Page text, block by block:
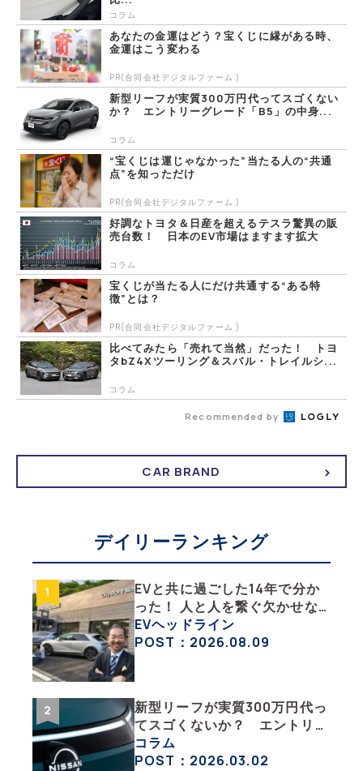
コラム
あなたの金運はどう？宝くじに縁がある時、
金運はこう変わる
PR(合同会社デジタルファーム )
新型リーフが実質300万円代ってスゴくない
か？ エントリーグレード「B5」の中身...
コラム
“宝くじは運じゃなかった”当たる人の“共通
点”を知っただけ
PR(合同会社デジタルファーム )
好調なトヨタ＆日産を超えるテスラ驚異の販
売台数！ 日本のEV市場はますます拡大
コラム
宝くじが当たる人にだけ共通する“ある特
徴”とは？
PR(合同会社デジタルファーム )
比べてみたら「売れて当然」だった！ トヨ
タbZ4Xツーリング＆スバル・トレイルシ...
コラム
Recommended by
CAR BRAND
デイリーランキング
EVと共に過ごした14年で分か
った！ 人と人を繋ぐ欠かせな
い相棒、それがEV!!【EV総合
研究所のリアルEVライフ：そ
EVヘッドライン
POST：2026.08.09
新型リーフが実質300万円代っ
てスゴくないか？ エントリー
グレード「B5」の中身を詳細
チェックした
コラム
POST：2026.03.02